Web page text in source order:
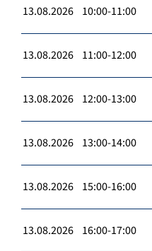
13.08.2026 10:00-11:00
13.08.2026 11:00-12:00
13.08.2026 12:00-13:00
13.08.2026 13:00-14:00
13.08.2026 15:00-16:00
13.08.2026 16:00-17:00